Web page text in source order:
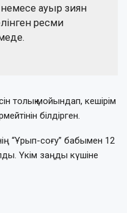
ауыр зиян
ресми
толық мойындап, кешірім
білдірген.
“Ұрып-соғу” бабымен 12
Үкім заңды күшіне